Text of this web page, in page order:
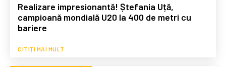
Realizare impresionantă! Ștefania Uță,
campioană mondială U20 la 400 de metri cu
bariere
CITIȚI MAI MULT